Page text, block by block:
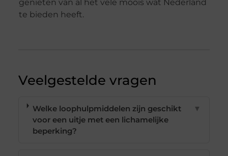
genieten van al het vele moois wat Nederland
te bieden heeft.
Veelgestelde vragen
Welke loophulpmiddelen zijn geschikt
voor een uitje met een lichamelijke
beperking?
▼